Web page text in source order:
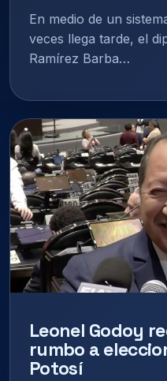
En medio de un
veces llega tarde, el
Ramírez Barba…
Leonel Godoy
rumbo a
Potosí